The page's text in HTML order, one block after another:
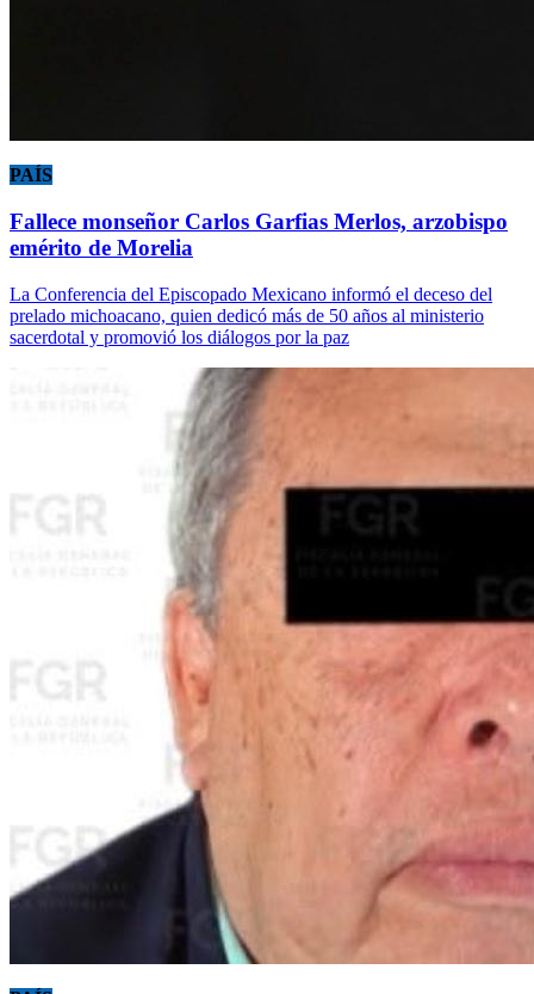
PAÍS
Fallece monseñor Carlos Garfias Merlos, arzobispo
emérito de Morelia
La Conferencia del Episcopado Mexicano informó el deceso del
prelado michoacano, quien dedicó más de 50 años al ministerio
sacerdotal y promovió los diálogos por la paz